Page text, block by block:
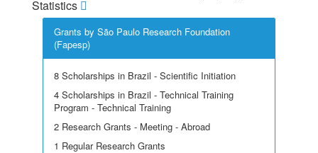
Statistics
Grants by São Paulo Research Foundation
(Fapesp)
8 Scholarships in Brazil - Scientific Initiation
4 Scholarships in Brazil - Technical Training
Program - Technical Training
2 Research Grants - Meeting - Abroad
1 Regular Research Grants